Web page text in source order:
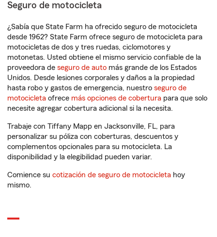
Seguro de motocicleta
¿Sabía que State Farm ha ofrecido seguro de motocicleta
desde 1962? State Farm ofrece seguro de motocicleta para
motocicletas de dos y tres ruedas, ciclomotores y
motonetas. Usted obtiene el mismo servicio confiable de la
proveedora de seguro de auto más grande de los Estados
Unidos. Desde lesiones corporales y daños a la propiedad
hasta robo y gastos de emergencia, nuestro seguro de
motocicleta ofrece más opciones de cobertura para que solo
necesite agregar cobertura adicional si la necesita.
Trabaje con Tiffany Mapp en Jacksonville, FL, para
personalizar su póliza con coberturas, descuentos y
complementos opcionales para su motocicleta. La
disponibilidad y la elegibilidad pueden variar.
Comience su cotización de seguro de motocicleta hoy
mismo.